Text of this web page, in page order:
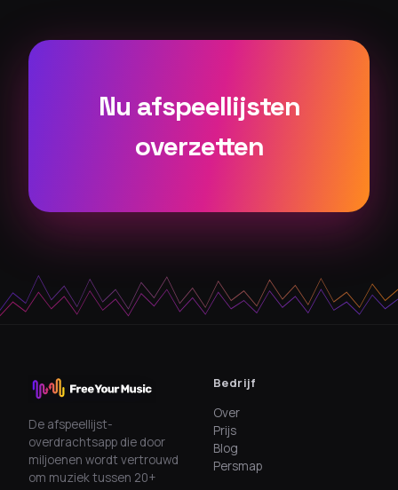
Nu afspeellijsten
overzetten
De afspeellijst-
overdrachtsapp die door
miljoenen wordt vertrouwd
om muziek tussen 20+
Bedrijf
Over
Prijs
Blog
Persmap